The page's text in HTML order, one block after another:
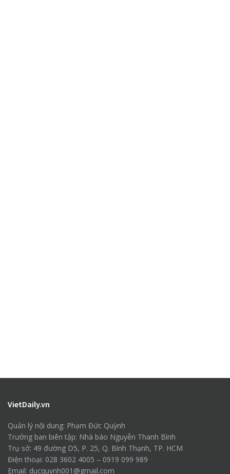
VietDaily.vn
Quản lý nội dung: Phạm Đức Quỳnh
Trưởng ban biên tập: Nhà báo Nguyễn Thanh Bình
Trụ sở: 49 đường D5, P. 25, Q. Bình Thạnh, TP. HCM
Điện thoại: 028 3602 4005 – 0919 099 989
Email: ducquynh001@gmail.com